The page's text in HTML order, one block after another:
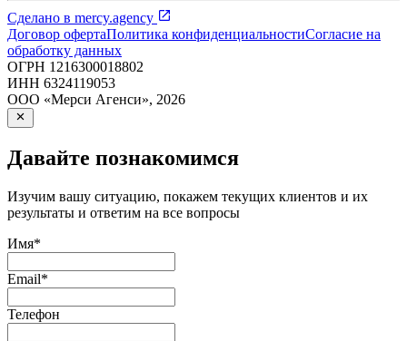
Сделано в mercy.agency
Договор офертаПолитика конфиденциальностиСогласие на
обработку данных
ОГРН 1216300018802
ИНН 6324119053
ООО «Мерси Агенси», 2026
Давайте познакомимся
Изучим вашу ситуацию, покажем текущих клиентов и их
результаты и ответим на все вопросы
Имя*
Email*
Телефон